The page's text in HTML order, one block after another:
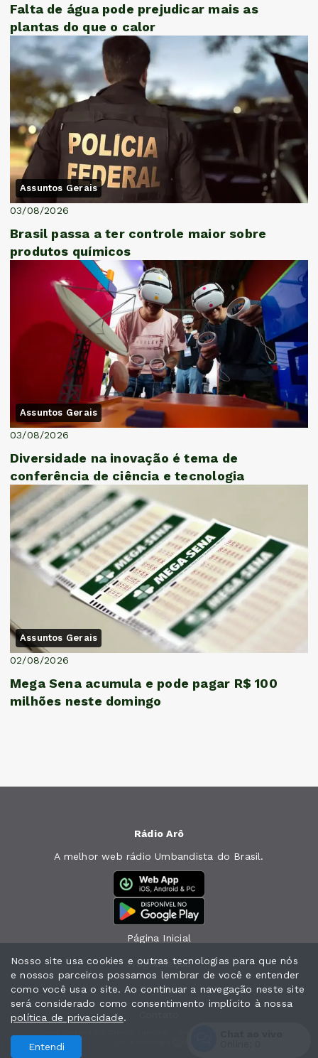
Falta de água pode prejudicar mais as
plantas do que o calor
Assuntos Gerais
03/08/2026
Brasil passa a ter controle maior sobre
produtos químicos
Assuntos Gerais
03/08/2026
Diversidade na inovação é tema de
conferência de ciência e tecnologia
Assuntos Gerais
02/08/2026
Mega Sena acumula e pode pagar R$ 100
milhões neste domingo
Rádio Arô
A melhor web rádio Umbandista do Brasil.
Página Inicial
Programação
Notícias
Nosso site usa cookies e outras tecnologias para que nós
e nossos parceiros possamos lembrar de você e entender
como você usa o site. Ao continuar a navegação neste site
será considerado como consentimento implícito à nossa
política de privacidade.
Entendi